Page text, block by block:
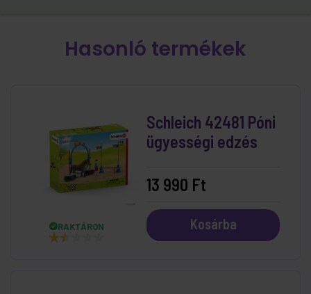
Hasonló termékek
RAKTÁRON
Schleich 42481 Póni
ügyességi edzés
13 990 Ft
Kosárba